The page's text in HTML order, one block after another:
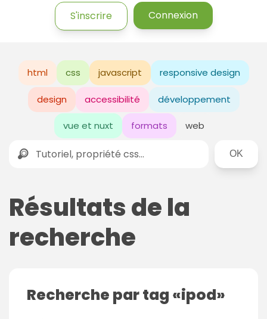
S'inscrire Connexion
html css javascript responsive design
design accessibilité développement
vue et nuxt formats web
Rechercher
Résultats de la
recherche
Recherche par tag ipod